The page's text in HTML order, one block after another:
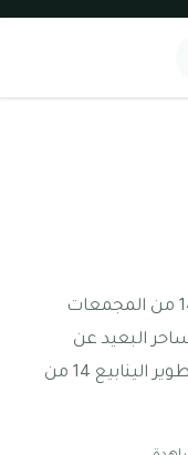
معلومات عن الينابيع 14 تعد الينابيع 14 من المجمعات
البعيد عن
الصخب وتوافر خدماتها المتنوعة. تم تطوير الينابيع 14 من